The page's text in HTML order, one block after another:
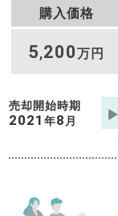
購入価格
5,200万円
売却開始時期
2021年8 月